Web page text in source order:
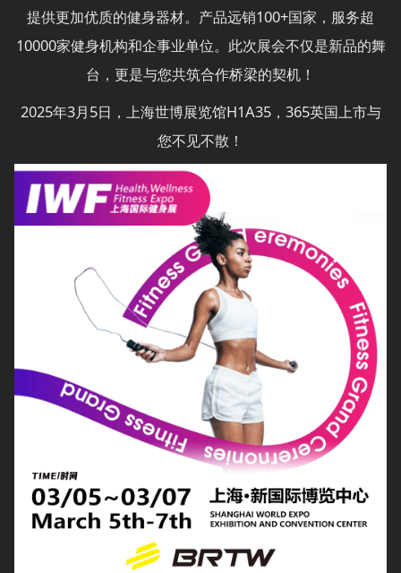
提供更加优质的健身器材。产品远销100+国家，服务超
10000家健身机构和企事业单位。此次展会不仅是新品的舞
台，更是与您共筑合作桥梁的契机！
2025年3月5日，上海世博展览馆H1A35，365英国上市与
您不见不散！